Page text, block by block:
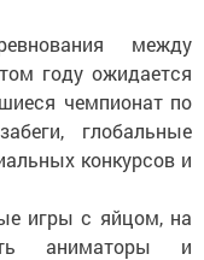
между
году ожидается
чемпионат по
глобальные
конкурсов и
игры с яйцом, на
аниматоры и